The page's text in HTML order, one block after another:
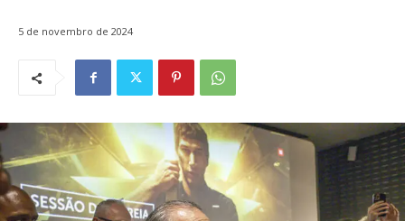
5 de novembro de 2024